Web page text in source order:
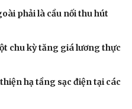
phải là cầu nối thu hút
chu kỳ tăng giá lương thực
hạ tầng sạc điện tại các